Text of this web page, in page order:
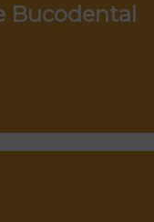
Bucodental